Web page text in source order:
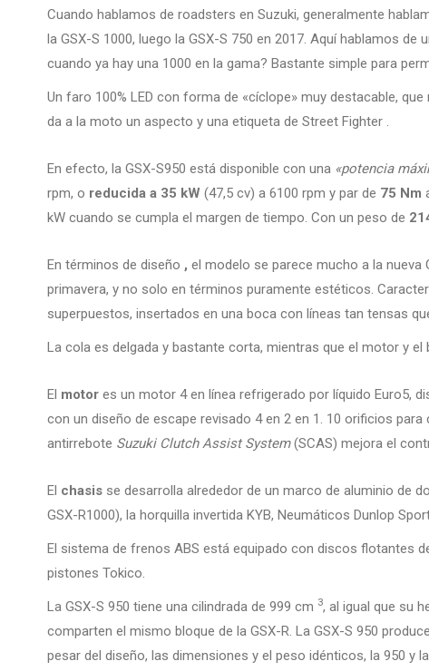
Cuando hablamos de roadsters en Suzuki, generalmente
la GSX-S 1000, luego la GSX-S 750 en 2017. Aquí hablamos de
cuando ya hay una 1000 en la gama? Bastante simple para
Un faro 100% LED con forma de «cíclope» muy destacable,
da a la moto un aspecto y una etiqueta de Street Fighter .
En efecto, la GSX-S950 está disponible con una «potencia
rpm, o reducida a 35 kW (47,5 cv) a 6100 rpm y par de 75 Nm
kW cuando se cumpla el margen de tiempo. Con un peso de
En términos de diseño , el modelo se parece mucho a la nueva
primavera, y no solo en términos puramente estéticos.
superpuestos, insertados en una boca con líneas tan tensas
La cola es delgada y bastante corta, mientras que el motor y
El motor es un motor 4 en línea refrigerado por líquido Euro5,
con un diseño de escape revisado 4 en 2 en 1. 10 orificios
antirrebote Suzuki Clutch Assist System(SCAS) mejora el
El chasis se desarrolla alrededor de un marco de aluminio de
GSX-R1000), la horquilla invertida KYB, Neumáticos Dunlop
El sistema de frenos ABS está equipado con discos flotantes
pistones Tokico.
La GSX-S 950 tiene una cilindrada de 999 cm 3, al igual que su
comparten el mismo bloque de la GSX-R. La GSX-S 950
pesar del diseño, las dimensiones y el peso idénticos, la 950 y